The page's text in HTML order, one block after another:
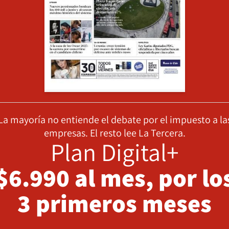
mayoría no entiende el debate por el impuesto a
empresas. El resto lee La Tercera.
Plan Digital+
al mes, por
3 primeros meses